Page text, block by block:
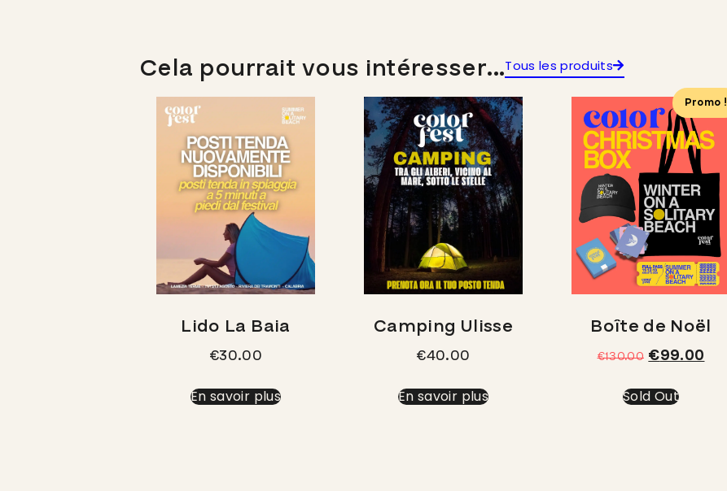
Cela pourrait vous intéresser...Tous les produits
Lido La Baia
€30.00
En savoir plus
Camping Ulisse
€40.00
En savoir plus
Promo !
Boîte de Noël
€130.00 €99.00
Sold Out